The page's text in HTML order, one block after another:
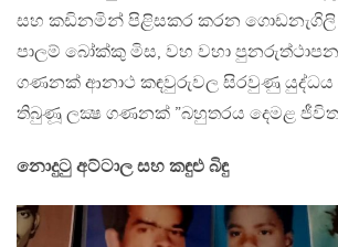
සහ කඩිනමින් පිළිසකර කරන ගොඩනැගිලි
පාලම් බෝක්කු මිස, වහ වහා
ගණනක් ආනාථ කඳවුරුවල සිරවුණු යුද්ධය
තිබුණූ ලක්‍ෂ ගණනක් ”බහුතරය දෙමළ
නොදුටු අට්ටාල සහ කඳුළු බිඳු